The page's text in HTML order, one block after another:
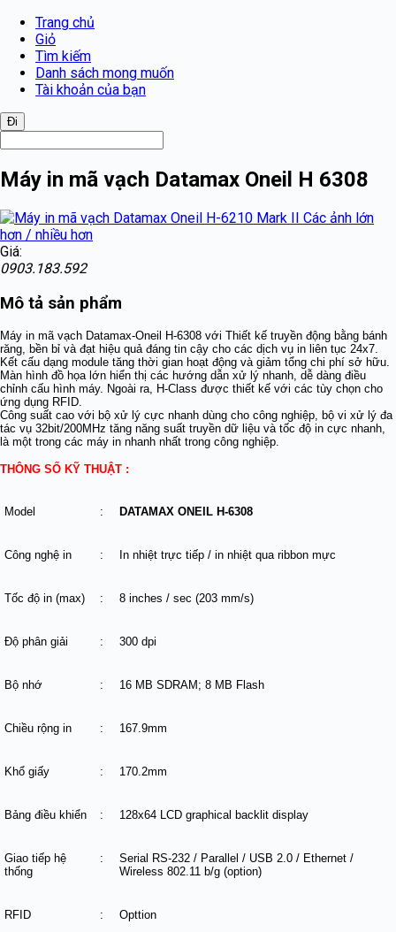
Trang chủ
Giỏ
Tìm kiếm
Danh sách mong muốn
Tài khoản của bạn
Máy in mã vạch Datamax Oneil H 6308
Các ảnh lớn
hơn / nhiều hơn
Giá:
0903.183.592
Mô tả sản phẩm
Máy in mã vạch Datamax-Oneil H-6308 với Thiết kế truyền động bằng bánh
răng, bền bỉ và đạt hiệu quả đáng tin cậy cho các dịch vụ in liên tục 24x7.
Kết cấu dạng module tăng thời gian hoạt động và giảm tổng chi phí sở hữu.
Màn hình đồ họa lớn hiển thị các hướng dẫn xử lý nhanh, dễ dàng điều
chỉnh cấu hình máy. Ngoài ra, H-Class được thiết kế với các tùy chọn cho
ứng dụng RFID.
Công suất cao với bộ xử lý cực nhanh dùng cho công nghiệp, bộ vi xử lý đa
tác vụ 32bit/200MHz tăng năng suất truyền dữ liệu và tốc độ in cực nhanh,
là một trong các máy in nhanh nhất trong công nghiệp.
THÔNG SỐ KỸ THUẬT :
Model : DATAMAX ONEIL H-6308
Công nghệ in : In nhiệt trực tiếp / in nhiệt qua ribbon mực
Tốc độ in (max) : 8 inches / sec (203 mm/s)
Độ phân giải : 300 dpi
Bộ nhớ : 16 MB SDRAM; 8 MB Flash
Chiều rộng in : 167.9mm
Khổ giấy : 170.2mm
Bảng điều khiển : 128x64 LCD graphical backlit display
Giao tiếp hệ
thống
:
Serial RS-232 / Parallel / USB 2.0 / Ethernet /
Wireless 802.11 b/g (option)
RFID : Opttion